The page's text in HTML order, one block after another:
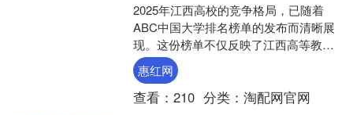
2025年江西高校的竞争格局，已随着
ABC中国大学排名榜单的发布而清晰展
现。这份榜单不仅反映了江西高等教育
的整体进步，更深刻地揭示了学科特色
与区域经济发展之间的....
惠红网
查看： 210 分类： 淘配网官网